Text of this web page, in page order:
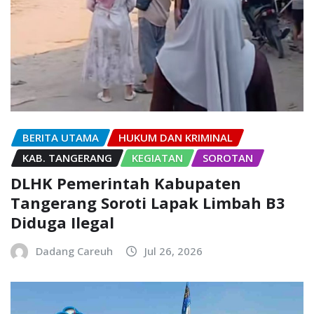
BERITA UTAMA
HUKUM DAN KRIMINAL
KAB. TANGERANG
KEGIATAN SOROTAN
DLHK Pemerintah Kabupaten
Tangerang Soroti Lapak Limbah B3
Diduga Ilegal
Dadang Careuh Jul 26, 2026